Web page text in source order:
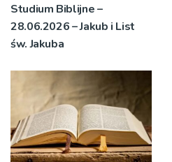
Studium Biblijne –
28.06.2026 – Jakub i List
św. Jakuba